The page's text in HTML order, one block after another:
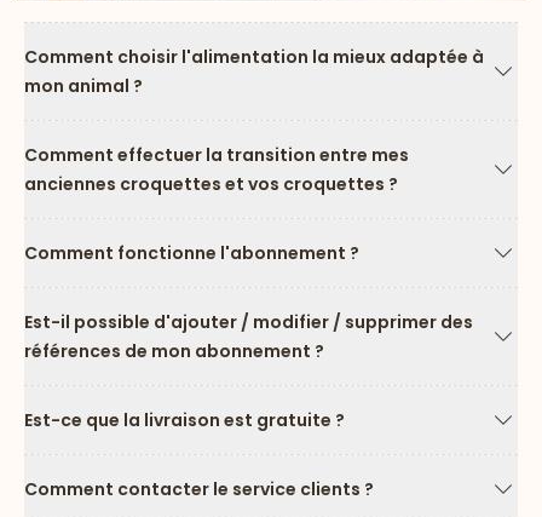
Comment choisir l'alimentation la mieux adaptée à
mon animal ?
Comment effectuer la transition entre mes
anciennes croquettes et vos croquettes ?
Comment fonctionne l'abonnement ?
Est-il possible d'ajouter / modifier / supprimer des
références de mon abonnement ?
Est-ce que la livraison est gratuite ?
Comment contacter le service clients ?